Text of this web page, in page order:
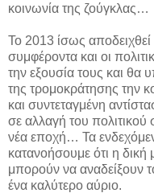
κοινωνία της ζούγκλας…
Το 2013 ίσως
συμφέροντα και οι
την εξουσία τους και θα
της τρομοκράτησης την
και συντεταγμένη
σε αλλαγή του πολιτικού
νέα εποχή… Τα
κατανοήσουμε ότι η
μπορούν να αναδείξουν
ένα καλύτερο αύριο.